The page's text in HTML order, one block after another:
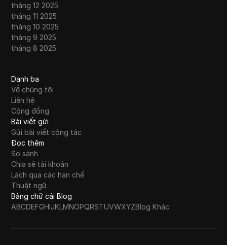
tháng 12 2025
tháng 11 2025
tháng 10 2025
tháng 9 2025
tháng 8 2025
Danh bạ
Về chúng tôi
Liên hệ
Cộng đồng
Bài viết gửi
Gửi bài viết cộng tác
Đọc thêm
So sánh
Chia sẻ tài khoản
Lách qua các hạn chế
Thuật ngữ
Bảng chữ cái Blog
ABCDEFGHIJKLMNOPQRSTUVWXYZBlog Khác